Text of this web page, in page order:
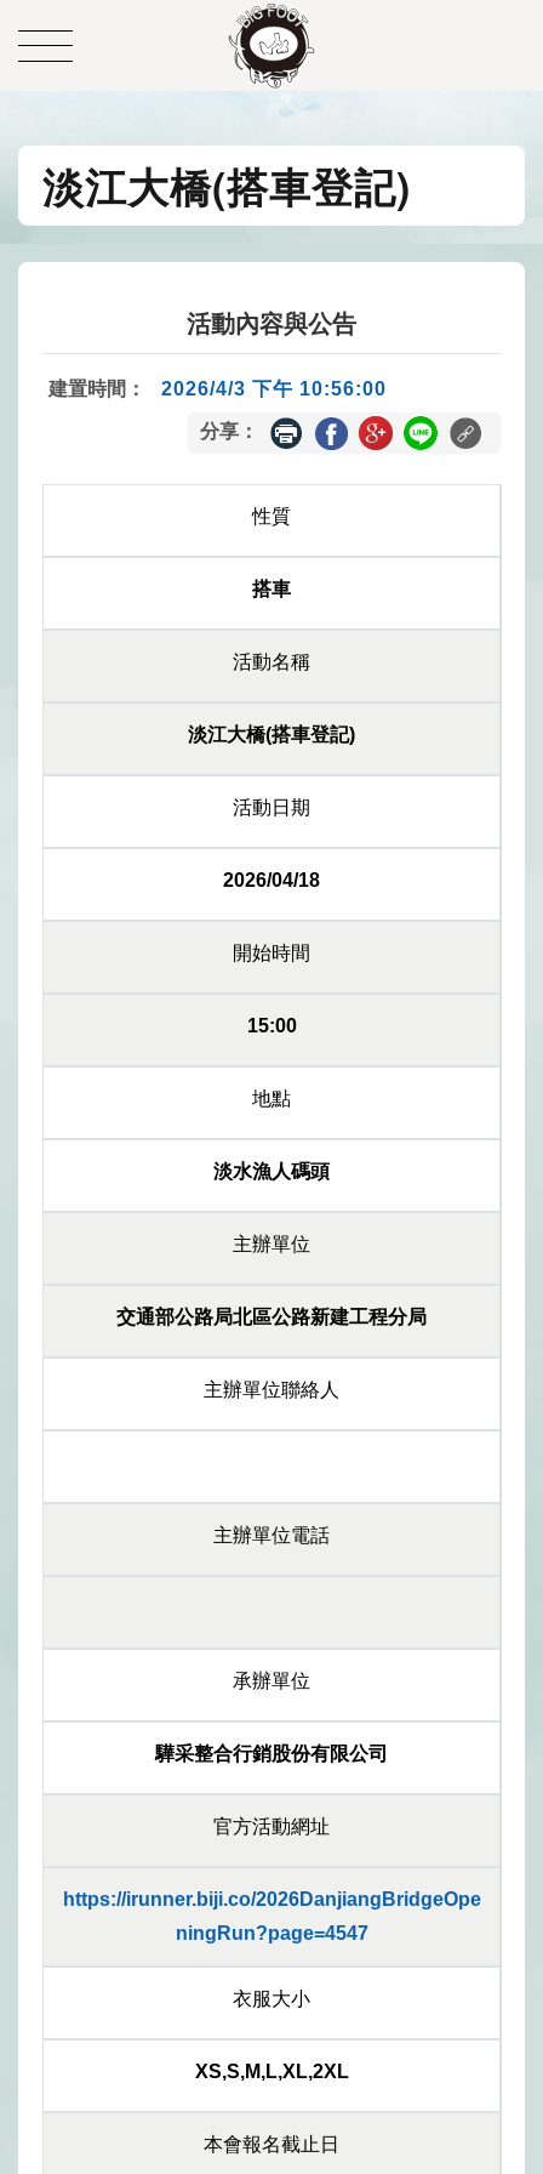
淡江大橋(搭車登記)
活動內容與公告
建置時間： 2026/4/3 下午 10:56:00
分享：
性質
搭車
活動名稱
淡江大橋(搭車登記)
活動日期
2026/04/18
開始時間
15:00
地點
淡水漁人碼頭
主辦單位
交通部公路局北區公路新建工程分局
主辦單位聯絡人
主辦單位電話
承辦單位
驊采整合行銷股份有限公司
官方活動網址
https://irunner.biji.co/2026DanjiangBridgeOpe
ningRun?page=4547
衣服大小
XS,S,M,L,XL,2XL
本會報名截止日